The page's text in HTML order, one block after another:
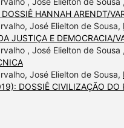
HANNAH ARENDT/
José Elielton de Sousa,
JUSTIÇA E DEMOCRACIA/
, José Elielton de Sousa ,
José Elielton de Sousa,
DOSSIÊ CIVILIZAÇÃO DO